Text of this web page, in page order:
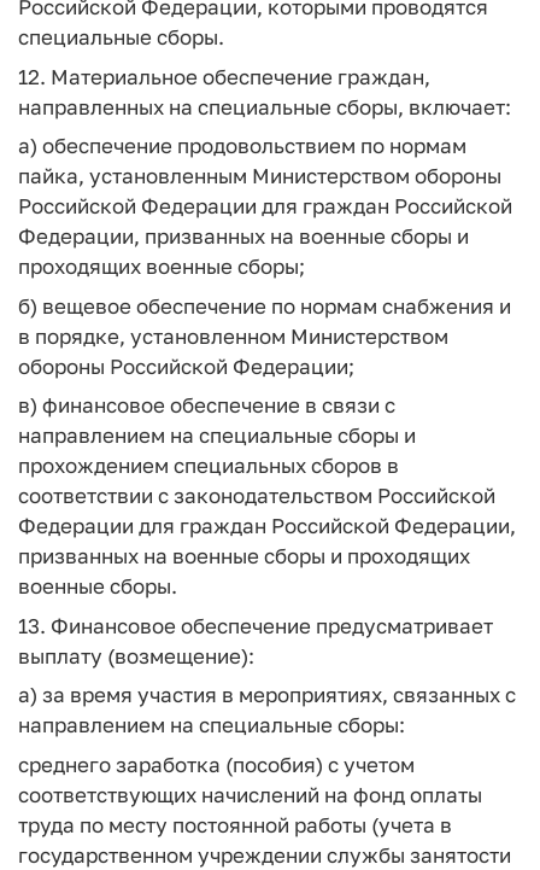
Российской Федерации, которыми проводятся
специальные сборы.
12. Материальное обеспечение граждан,
направленных на специальные сборы, включает:
а) обеспечение продовольствием по нормам
пайка, установленным Министерством обороны
Российской Федерации для граждан Российской
Федерации, призванных на военные сборы и
проходящих военные сборы;
б) вещевое обеспечение по нормам снабжения и
в порядке, установленном Министерством
обороны Российской Федерации;
в) финансовое обеспечение в связи с
направлением на специальные сборы и
прохождением специальных сборов в
соответствии с законодательством Российской
Федерации для граждан Российской Федерации,
призванных на военные сборы и проходящих
военные сборы.
13. Финансовое обеспечение предусматривает
выплату (возмещение):
а) за время участия в мероприятиях, связанных с
направлением на специальные сборы:
среднего заработка (пособия) с учетом
соответствующих начислений на фонд оплаты
труда по месту постоянной работы (учета в
государственном учреждении службы занятости